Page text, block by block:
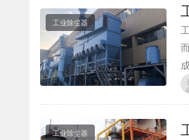
工业除尘器
工业除尘器